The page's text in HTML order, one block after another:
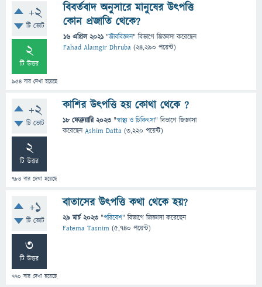
+2
টি ভোট
2
টি উত্তর
954 বার দেখা হয়েছে
বিবর্তবাদ অনুসারে মানুষের উৎপত্তি
কোন প্রজাতি থেকে?
16 এপ্রিল 2021 "জীববিজ্ঞান" বিভাগে জিজ্ঞাসাকরেছেন
Fahad Alamgir Dhruba (24,290 পয়েন্ট)
+2
টি ভোট
2
টি উত্তর
784 বার দেখা হয়েছে
কাশির উৎপত্তি হয় কোথা থেকে ?
18 ফেব্রুয়ারি 2023 "স্বাস্থ্য ও চিকিৎসা" বিভাগে জিজ্ঞাসা
করেছেনAshim Datta (3,220 পয়েন্ট)
+1
টি ভোট
3
টি উত্তর
770 বার দেখা হয়েছে
বাতাসের উৎপত্তি কথা থেকে হয়?
29 মার্চ 2023 "পরিবেশ" বিভাগে জিজ্ঞাসাকরেছেন
Fatema Tasnim (5,740 পয়েন্ট)